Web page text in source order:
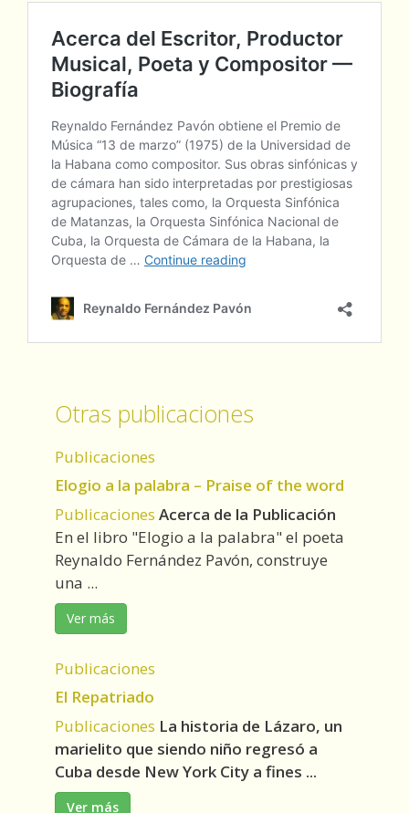
Otras publicaciones
Publicaciones
Elogio a la palabra – Praise of the word
Publicaciones Acerca de la Publicación
En el libro "Elogio a la palabra" el poeta
Reynaldo Fernández Pavón, construye
una ...
Ver más
Publicaciones
El Repatriado
Publicaciones La historia de Lázaro, un
marielito que siendo niño regresó a
Cuba desde New York City a fines ...
Ver más